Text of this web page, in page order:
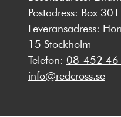
Postadress: Box
Leveransadress:
15 Stockholm
Telefon: 08-452 46
info@redcross.se